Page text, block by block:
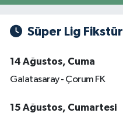
Süper Lig Fikstür
14 Ağustos, Cuma
Galatasaray - Çorum FK
15 Ağustos, Cumartesi